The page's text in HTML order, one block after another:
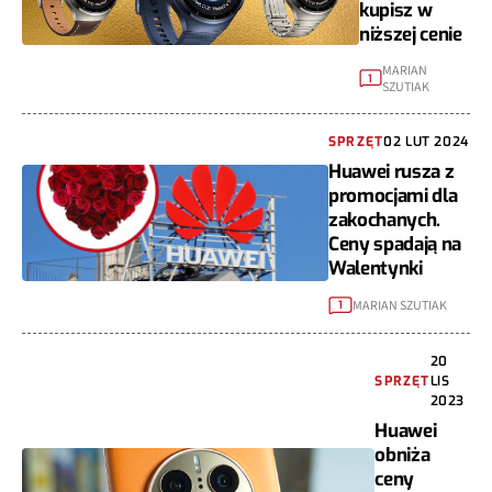
kupisz w
niższej cenie
1
MARIAN
SZUTIAK
SPRZĘT02 LUT 2024
Huawei rusza z
promocjami dla
zakochanych.
Ceny spadają na
Walentynki
1 MARIAN SZUTIAK
SPRZĘT
20
LIS
2023
Huawei
obniża
ceny